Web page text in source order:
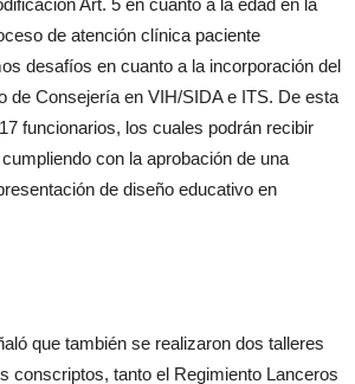
Art. 5 en cuanto a la edad en la
de atención clínica paciente
desafíos en cuanto a la incorporación del
de Consejería en VIH/SIDA e ITS. De esta
funcionarios, los cuales podrán recibir
con la aprobación de una
de diseño educativo en
que también se realizaron dos talleres
conscriptos, tanto el Regimiento Lanceros